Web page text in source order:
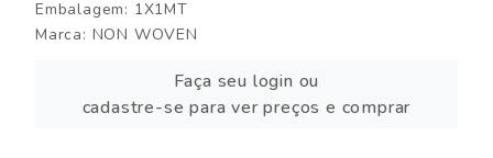
Embalagem: 1X1MT
Marca: NON WOVEN
Faça seu login ou
cadastre-se para ver preços e comprar